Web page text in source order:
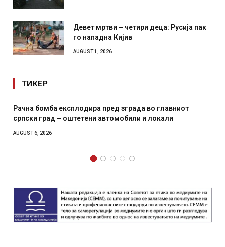
Девет мртви – четири деца: Русија пак
го нападна Кијив
AUGUST 1, 2026
ТИКЕР
експлодира пред зграда во главниот
– оштетени автомобили и локали
И Данска